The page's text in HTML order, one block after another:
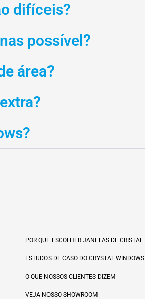
difíceis?
possível?
área?
POR QUE ESCOLHER JANELAS DE CRISTAL
ESTUDOS DE CASO DO CRYSTAL WINDOWS
O QUE NOSSOS CLIENTES DIZEM
VEJA NOSSO SHOWROOM